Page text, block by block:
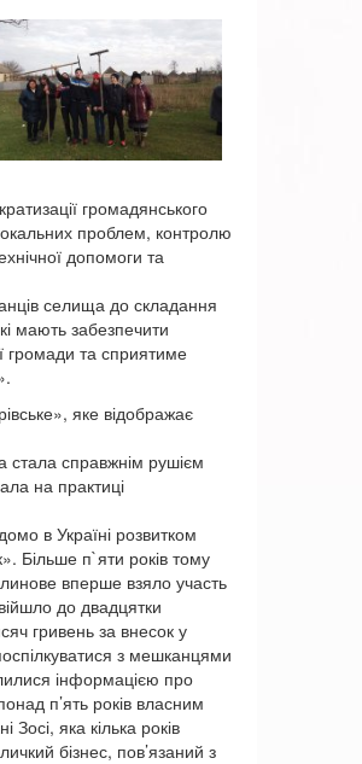
громадянського
проблем, контролю
допомоги та
селища до складання
мають забезпечити
громади та сприятиме
яке відображає
стала справжнім рушієм
на практиці
в Україні розвитком
Більше п`яти років тому
вперше взяло участь
до двадцятки
гривень за внесок у
з мешканцями
інформацією про
п’ять років власним
яка кілька років
бізнес, пов’язаний з